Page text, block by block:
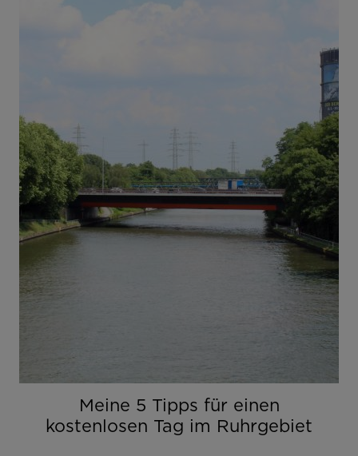
Meine 5 Tipps für einen
kostenlosen Tag im Ruhrgebiet